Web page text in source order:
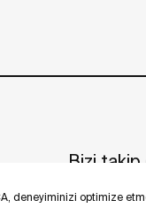
deneyiminizi optimize
Bizi takip